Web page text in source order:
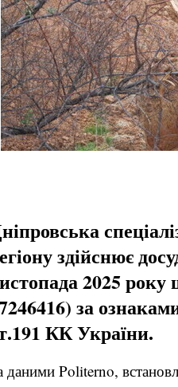
здійснює
2025
за
КК України.
даними Politerno,